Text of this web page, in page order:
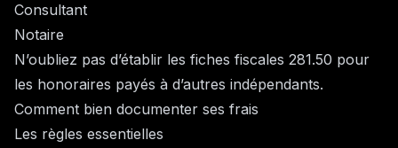
Consultant
Notaire
N’oubliez pas d’établir les fiches fiscales 281.50 pour
les honoraires payés à d’autres indépendants.
Comment bien documenter ses frais
Les règles essentielles